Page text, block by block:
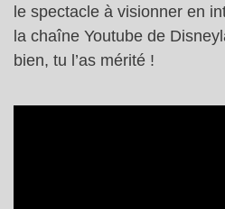
le spectacle à visionner en
la chaîne Youtube de
bien, tu l’as mérité !